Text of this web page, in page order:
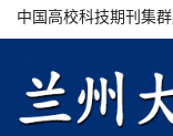
中国高校科技期刊集